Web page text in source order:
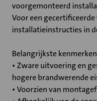
voorgemonteerd
Voor een
installatieinstructies in
Belangrijkste
• Zware uitvoering en
hogere brandwerende
• Voorzien van